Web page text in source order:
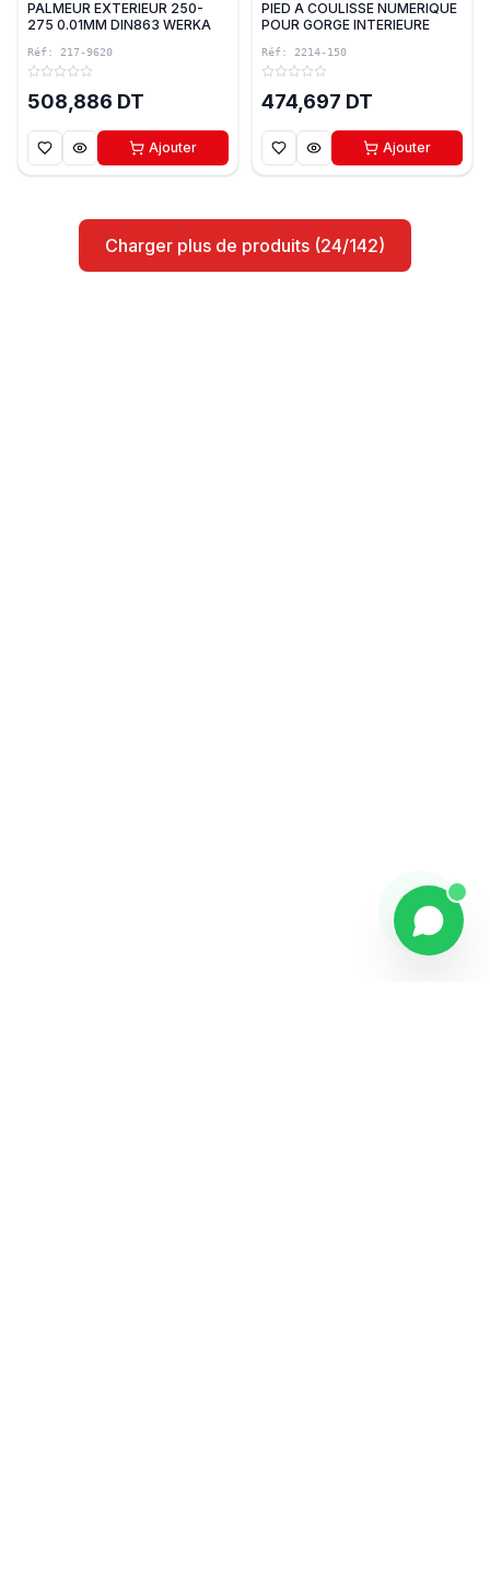
PALMEUR EXTERIEUR 250-
275 0.01MM DIN863 WERKA
Réf: 217-9620
508,886 DT
Ajouter
PIED A COULISSE NUMERIQUE
POUR GORGE INTERIEURE
Réf: 2214-150
474,697 DT
Ajouter
Charger plus de produits (24/142)